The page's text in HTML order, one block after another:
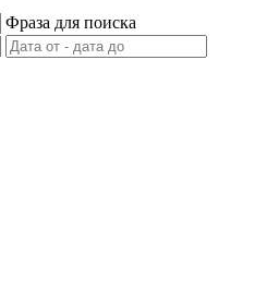
Фраза для поиска